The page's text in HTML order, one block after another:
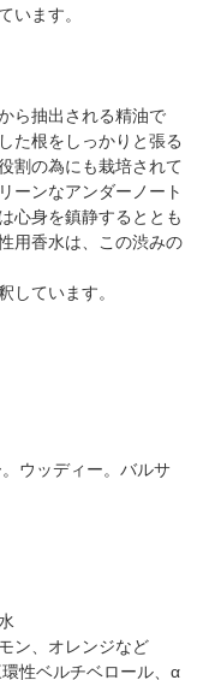
います。
ら抽出される精油で
た根をしっかりと張る
割の為にも栽培されて
ーンなアンダーノート
心身を鎮静するととも
用香水は、この渋みの
しています。
ウッディー。バルサ
ン、オレンジなど
性ベルチベロール、α